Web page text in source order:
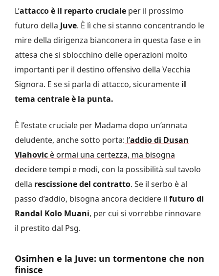
L’attacco è il reparto cruciale per il prossimo
futuro della Juve. È lì che si stanno concentrando le
mire della dirigenza bianconera in questa fase e in
attesa che si sblocchino delle operazioni molto
importanti per il destino offensivo della Vecchia
Signora. E se si parla di attacco, sicuramente il
tema centrale è la punta.
È l’estate cruciale per Madama dopo un’annata
deludente, anche sotto porta: l’addio di Dusan
Vlahovicè ormai una certezza, ma bisogna
decidere tempi e modi, con la possibilità sul tavolo
della rescissione del contratto. Se il serbo è al
passo d’addio, bisogna ancora decidere il futuro di
Randal Kolo Muani, per cui si vorrebbe rinnovare
il prestito dal Psg.
Osimhen e la Juve: un tormentone che non
finisce